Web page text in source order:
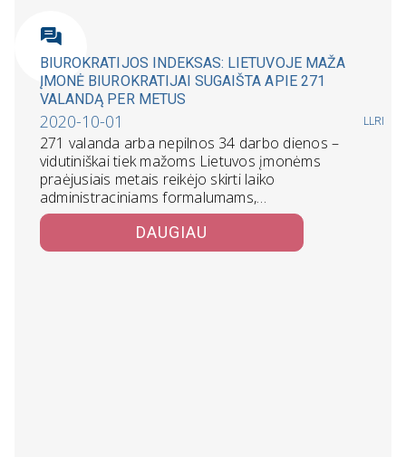
BIUROKRATIJOS INDEKSAS: LIETUVOJE MAŽA
ĮMONĖ BIUROKRATIJAI SUGAIŠTA APIE 271
VALANDĄ PER METUS
2020-10-01 LLRI
271 valanda arba nepilnos 34 darbo dienos –
vidutiniškai tiek mažoms Lietuvos įmonėms
praėjusiais metais reikėjo skirti laiko
administraciniams formalumams,…
DAUGIAU